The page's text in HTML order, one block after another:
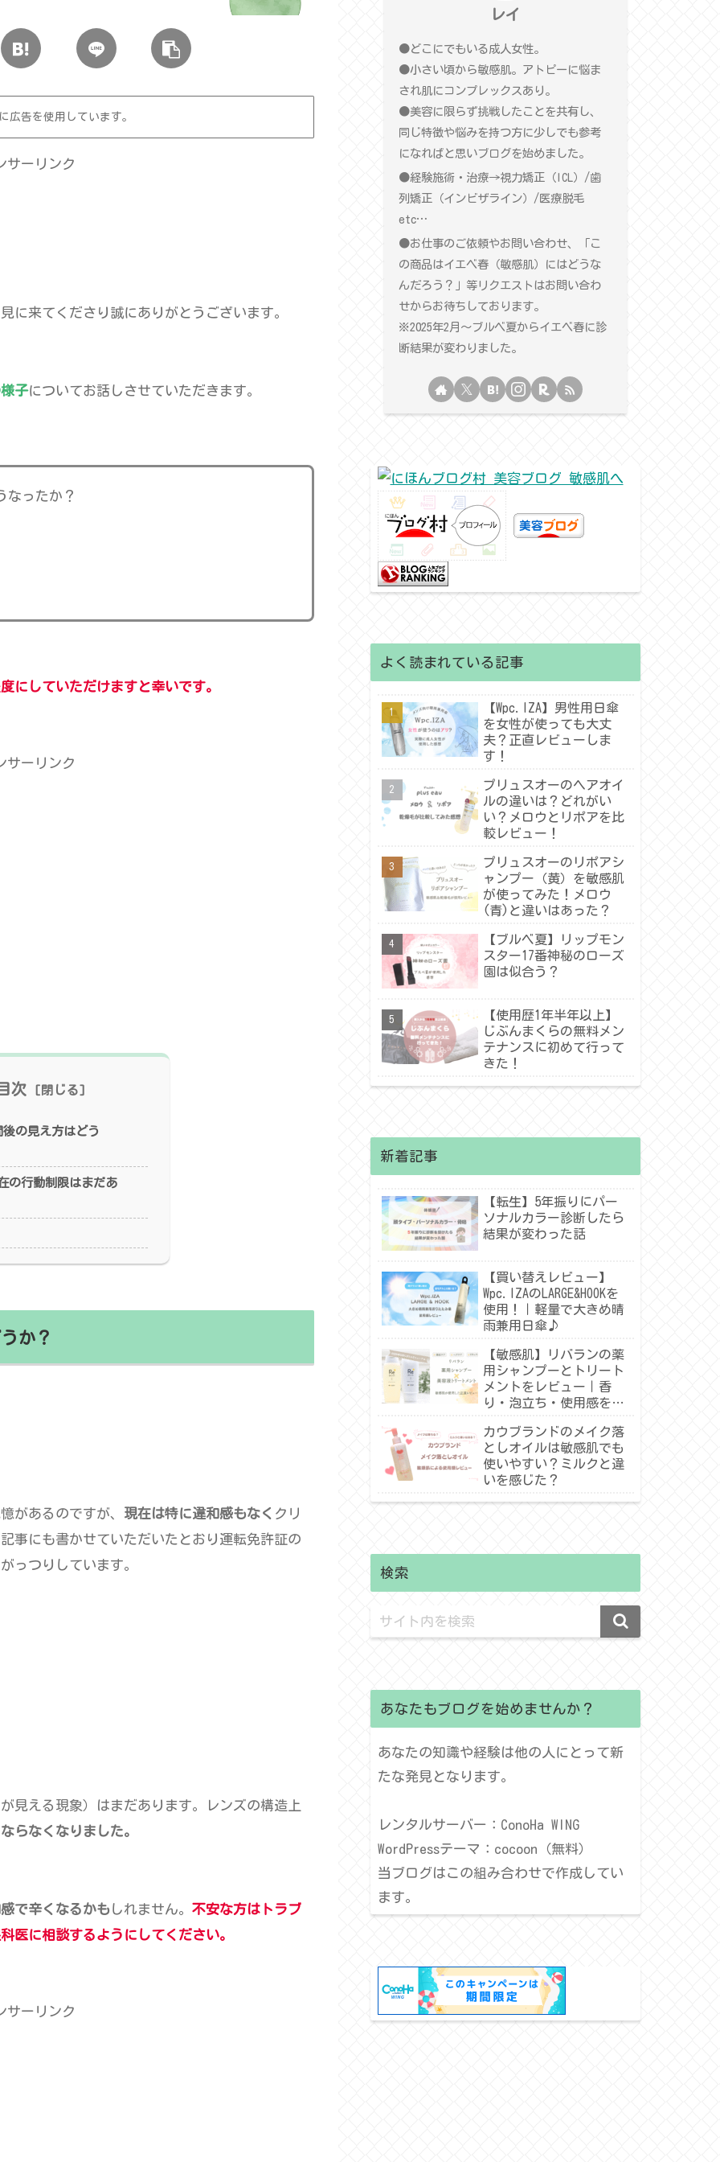
広告を使用しています。
サーリンク
に来てくださり誠にありがとうございます。
子についてお話しさせていただきます。
なったか？
にしていただけますと幸いです。
サーリンク
次
の見え方はどう
の行動制限はまだあ
か？
があるのですが、 現在は特に違和感もなく クリ
事にも書かせていただいたとおり運転免許証の
っつりしています。
見える現象）はまだあります。レンズの構造上
らなくなりました。
で辛くなるかもしれません。 不安な方はトラブ
医に相談するようにしてください。
サーリンク
レイ
●どこにでもいる成人女性。
●小さい頃から敏感肌。アトピーに悩ま
され肌にコンプレックスあり。
●美容に限らず挑戦したことを共有し、
同じ特徴や悩みを持つ方に少しでも参考
になればと思いブログを始めました。
●経験施術・治療→視力矯正（ICL）/歯
列矯正（インビザライン）/医療脱毛
etc…
●お仕事のご依頼やお問い合わせ、「こ
の商品はイエベ春（敏感肌）にはどうな
んだろう？」等リクエストはお問い合わ
せからお待ちしております。
※2025年2月〜ブルベ夏からイエベ春に診
断結果が変わりました。
よく読まれている記事
【Wpc.IZA】男性用日傘
を女性が使っても大丈
夫？正直レビューしま
す！
プリュスオーのヘアオイ
ルの違いは？どれがい
い？メロウとリポアを比
較レビュー！
プリュスオーのリポアシ
ャンプー（黄）を敏感肌
が使ってみた！メロウ
(青)と違いはあった？
【ブルベ夏】リップモン
スター17番神秘のローズ
園は似合う？
【使用歴1年半年以上】
じぶんまくらの無料メン
テナンスに初めて行って
きた！
新着記事
【転生】5年振りにパー
ソナルカラー診断したら
結果が変わった話
【買い替えレビュー】
Wpc.IZAのLARGE&HOOKを
使用！｜軽量で大きめ晴
雨兼用日傘♪
【敏感肌】リバランの薬
用シャンプーとトリート
メントをレビュー｜香
り・泡立ち・使用感を紹
カウブランドのメイク落
としオイルは敏感肌でも
使いやすい？ミルクと違
いを感じた？
検索
あなたもブログを始めませんか？
あなたの知識や経験は他の人にとって新
たな発見となります。
レンタルサーバー：ConoHa WING
WordPressテーマ：cocoon（無料）
当ブログはこの組み合わせで作成してい
ます。